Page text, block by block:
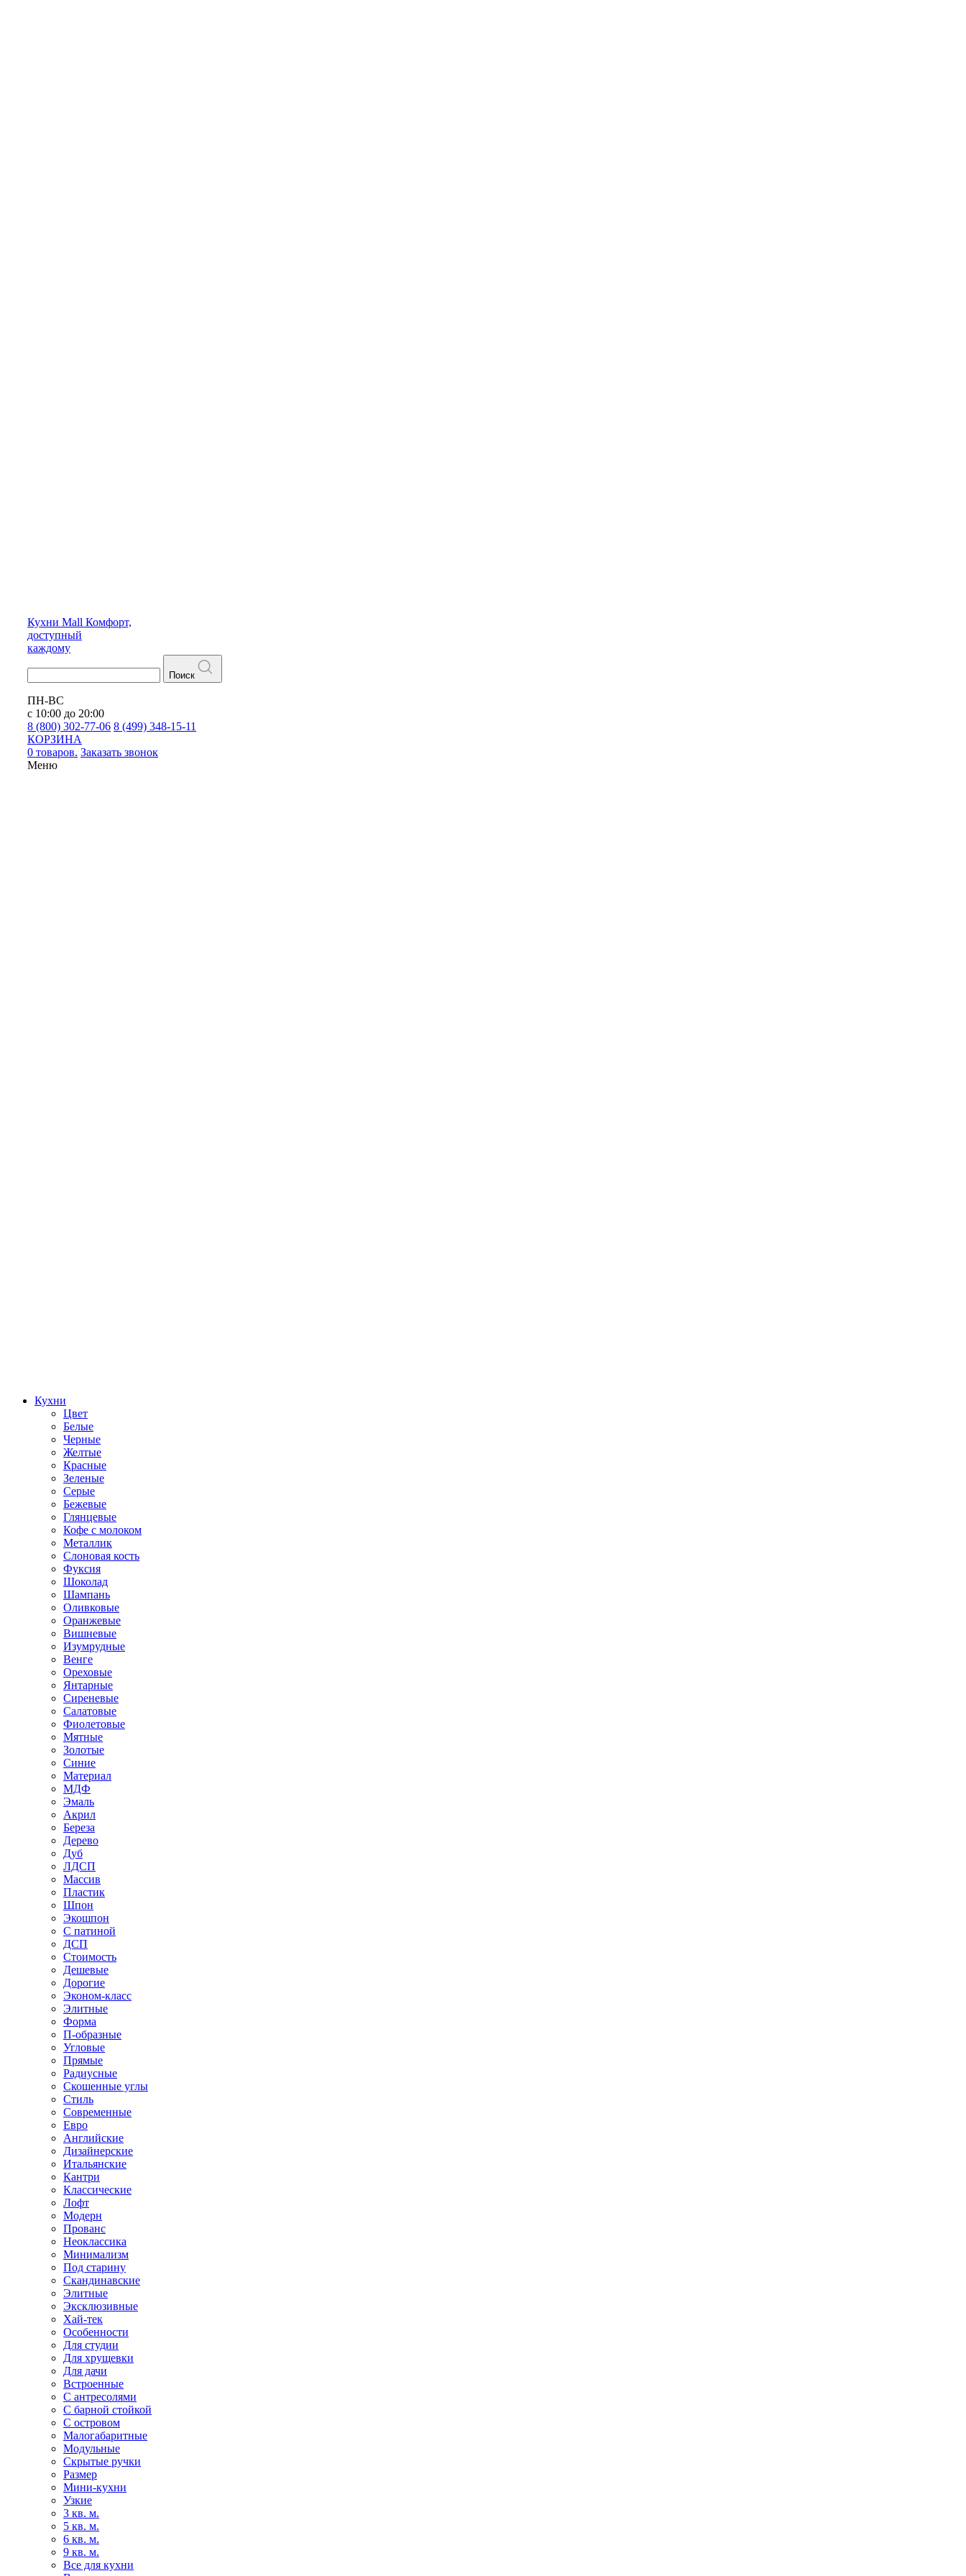
Кухни Mall Комфорт,
доступный
каждому
Поиск
ПН-ВС
с 10:00 до 20:00
8 (800) 302-77-06 8 (499) 348-15-11
КОРЗИНА
0 товаров. Заказать звонок
Меню
Кухни
Цвет
Белые
Черные
Желтые
Красные
Зеленые
Серые
Бежевые
Глянцевые
Кофе с молоком
Металлик
Слоновая кость
Фуксия
Шоколад
Шампань
Оливковые
Оранжевые
Вишневые
Изумрудные
Венге
Ореховые
Янтарные
Сиреневые
Салатовые
Фиолетовые
Мятные
Золотые
Синие
Материал
МДФ
Эмаль
Акрил
Береза
Дерево
Дуб
ЛДСП
Массив
Пластик
Шпон
Экошпон
С патиной
ДСП
Стоимость
Дешевые
Дорогие
Эконом-класс
Элитные
Форма
П-образные
Угловые
Прямые
Радиусные
Скошенные углы
Стиль
Современные
Евро
Английские
Дизайнерские
Итальянские
Кантри
Классические
Лофт
Модерн
Прованс
Неоклассика
Минимализм
Под старину
Скандинавские
Элитные
Эксклюзивные
Хай-тек
Особенности
Для студии
Для хрущевки
Для дачи
Встроенные
С антресолями
С барной стойкой
С островом
Малогабаритные
Модульные
Скрытые ручки
Размер
Мини-кухни
Узкие
3 кв. м.
5 кв. м.
6 кв. м.
9 кв. м.
Все для кухни